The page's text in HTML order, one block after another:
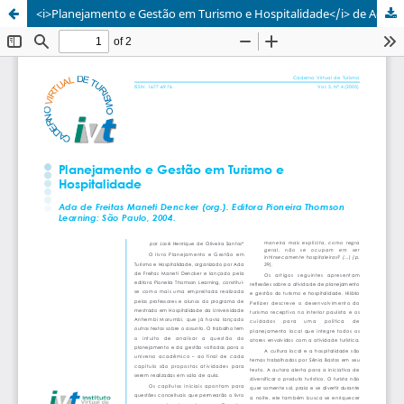
<i>Planejamento e Gestão em Turismo e Hospitalidade</i> de Ada de Freitas Maneti Dencker (org.). Editora Pioneira Thomson Learning: São Paulo, 2004.